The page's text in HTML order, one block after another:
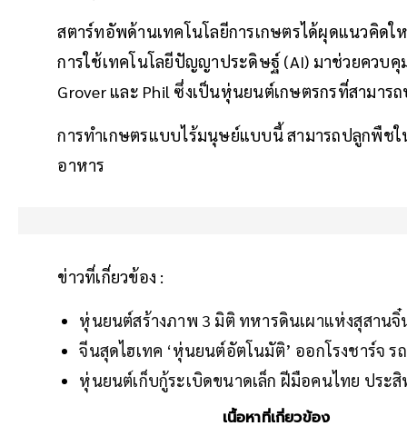
สตาร์ทอัพด้านเทคโนโลยีการเกษตรได้ผุดแนวคิด
การใช้เทคโนโลยีปัญญาประดิษฐ์ (AI) มาช่วยคว
Grover และ Phil ซึ่งเป็นหุ่นยนต์เกษตรกรที่สามาร
การทำเกษตรแบบไร้มนุษย์แบบนี้ สามารถปลูกพืช
อาหาร
ข่าวที่เกี่ยวข้อง :
หุ่นยนต์สร้างภาพ 3 มิติ ทหารดินเผาแห่งสุสาน
จีนสุดไฮเทค ‘หุ่นยนต์อัตโนมัติ’ ออกโรงชาร์จ
หุ่นยนต์เก็บกู้ระเบิดขนาดเล็ก ฝีมือคนไทย ประ
เนื้อหาที่เกี่ยวข้อง